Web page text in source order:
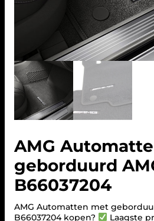
AMG
geborduurd
B66037204
AMG Automatten met
B66037204 kopen?
Laagste